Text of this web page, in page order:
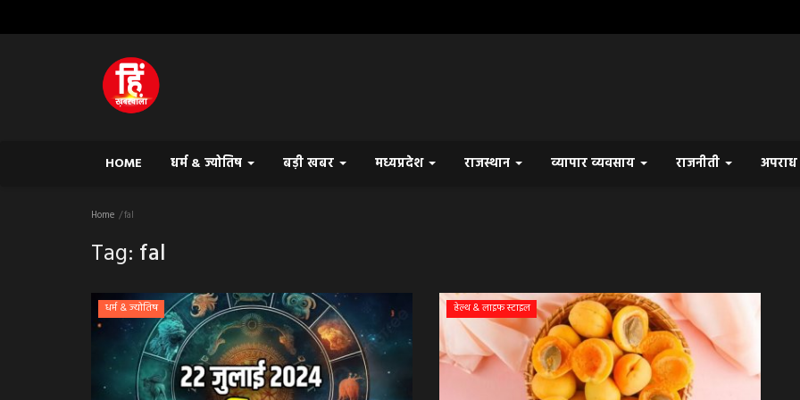
HOME धर्म & ज्योतिष बड़ी खबर मध्यप्रदेश राजस्थान व्यापार व्यवसाय राजनीती अपराध
Home fal
Tag: fal
धर्म & ज्योतिष हेल्थ & लाइफ स्टाइल